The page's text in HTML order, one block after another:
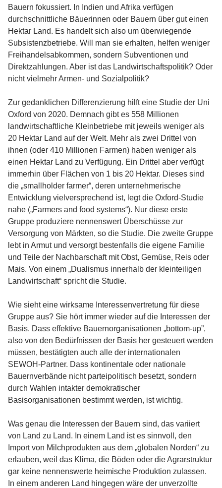
Bauern fokussiert. In Indien und Afrika verfügen
durchschnittliche Bäuerinnen oder Bauern über gut einen
Hektar Land. Es handelt sich also um überwiegende
Subsistenzbetriebe. Will man sie erhalten, helfen weniger
Freihandelsabkommen, sondern Subventionen und
Direktzahlungen. Aber ist das Landwirtschaftspolitik? Oder
nicht vielmehr Armen- und Sozialpolitik?
Zur gedanklichen Differenzierung hilft eine Studie der Uni
Oxford von 2020. Demnach gibt es 558 Millionen
landwirtschaftliche Kleinbetriebe mit jeweils weniger als
20 Hektar Land auf der Welt. Mehr als zwei Drittel von
ihnen (oder 410 Millionen Farmen) haben weniger als
einen Hektar Land zu Verfügung. Ein Drittel aber verfügt
immerhin über Flächen von 1 bis 20 Hektar. Dieses sind
die „smallholder farmer“, deren unternehmerische
Entwicklung vielversprechend ist, legt die Oxford-Studie
nahe („Farmers and food systems“). Nur diese erste
Gruppe produziere nennenswert Überschüsse zur
Versorgung von Märkten, so die Studie. Die zweite Gruppe
lebt in Armut und versorgt bestenfalls die eigene Familie
und Teile der Nachbarschaft mit Obst, Gemüse, Reis oder
Mais. Von einem „Dualismus innerhalb der kleinteiligen
Landwirtschaft“ spricht die Studie.
Wie sieht eine wirksame Interessenvertretung für diese
Gruppe aus? Sie hört immer wieder auf die Interessen der
Basis. Dass effektive Bauernorganisationen „bottom-up”,
also von den Bedürfnissen der Basis her gesteuert werden
müssen, bestätigten auch alle der internationalen
SEWOH-Partner. Dass kontinentale oder nationale
Bauernverbände nicht parteipolitisch besetzt, sondern
durch Wahlen intakter demokratischer
Basisorganisationen bestimmt werden, ist wichtig.
Was genau die Interessen der Bauern sind, das variiert
von Land zu Land. In einem Land ist es sinnvoll, den
Import von Milchprodukten aus dem „globalen Norden“ zu
erlauben, weil das Klima, die Böden oder die Agrarstruktur
gar keine nennenswerte heimische Produktion zulassen.
In einem anderen Land hingegen wäre der unverzollte